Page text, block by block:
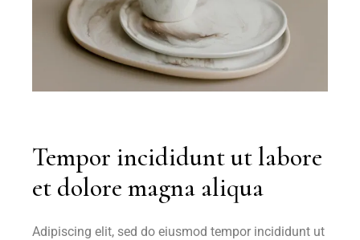
Tempor incididunt ut labore
et dolore magna aliqua
Adipiscing elit, sed do eiusmod tempor incididunt ut